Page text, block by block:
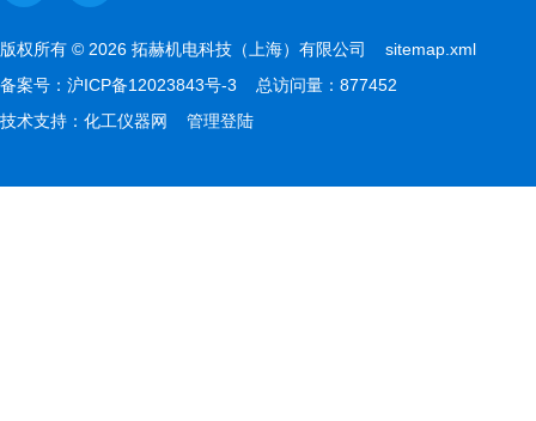
版权所有 © 2026 拓赫机电科技（上海）有限公司 sitemap.xml
备案号： 沪ICP备12023843号-3 总访问量：877452
技术支持： 化工仪器网 管理登陆